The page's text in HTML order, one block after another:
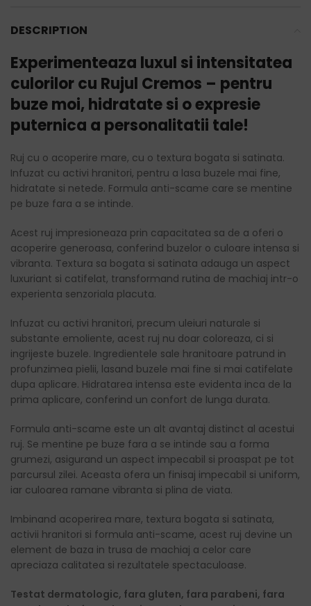
DESCRIPTION
Experimenteaza luxul si intensitatea
culorilor cu Rujul Cremos – pentru
buze moi, hidratate si o expresie
puternica a personalitatii tale!
Ruj cu o acoperire mare, cu o textura bogata si satinata.
Infuzat cu activi hranitori, pentru a lasa buzele mai fine,
hidratate si netede. Formula anti-scame care se mentine
pe buze fara a se intinde.
Acest ruj impresioneaza prin capacitatea sa de a oferi o
acoperire generoasa, conferind buzelor o culoare intensa si
vibranta. Textura sa bogata si satinata adauga un aspect
luxuriant si catifelat, transformand rutina de machiaj intr-o
experienta senzoriala placuta.
Infuzat cu activi hranitori, precum uleiuri naturale si
substante emoliente, acest ruj nu doar coloreaza, ci si
ingrijeste buzele. Ingredientele sale hranitoare patrund in
profunzimea pielii, lasand buzele mai fine si mai catifelate
dupa aplicare. Hidratarea intensa este evidenta inca de la
prima aplicare, conferind un confort de lunga durata.
Formula anti-scame este un alt avantaj distinct al acestui
ruj. Se mentine pe buze fara a se intinde sau a forma
grumezi, asigurand un aspect impecabil si proaspat pe tot
parcursul zilei. Aceasta ofera un finisaj impecabil si uniform,
iar culoarea ramane vibranta si plina de viata.
Imbinand acoperirea mare, textura bogata si satinata,
activii hranitori si formula anti-scame, acest ruj devine un
element de baza in trusa de machiaj a celor care
apreciaza calitatea si rezultatele spectaculoase.
Testat dermatologic, fara gluten, fara parabeni, fara